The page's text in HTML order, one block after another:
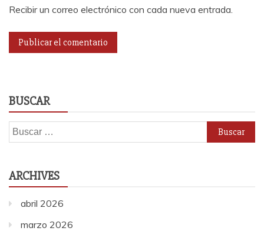
Recibir un correo electrónico con cada nueva entrada.
BUSCAR
Buscar:
ARCHIVES
abril 2026
marzo 2026